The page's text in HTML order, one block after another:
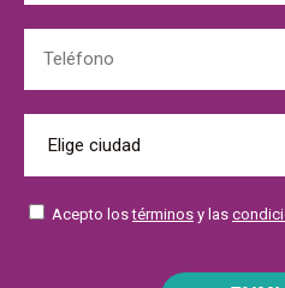
Acepto lostérminos y las